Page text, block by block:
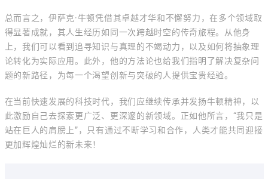
总而言之，伊萨克·牛顿凭借其卓越才华和不懈努力，在多个领域取
得显著成就，其人生经历如同一次跨越时空的传奇旅程。从他身
上，我们可以看到追寻知识与真理的不竭动力，以及如何将抽象理
论转化为实际应用。此外，他的方法论也给我们指明了解决复杂问
题的新路径，为每一个渴望创新与突破的人提供宝贵经验。
在当前快速发展的科技时代，我们应继续传承并发扬牛顿精神，以
此激励自己去探索更广泛、更深邃的新领域。正如他所言，“我只是
站在巨人的肩膀上”，只有通过不断学习和合作，人类才能共同迎接
更加辉煌灿烂的新未来！